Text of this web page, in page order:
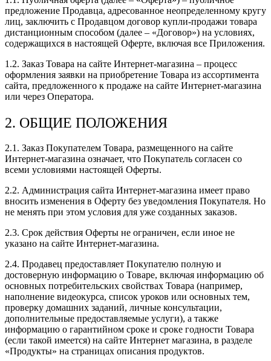
предложение Продавца, адресованное неопределенному кругу
лиц, заключить с Продавцом договор купли-продажи товара
дистанционным способом (далее – «Договор») на условиях,
содержащихся в настоящей Оферте, включая все Приложения.
1.2. Заказ Товара на сайте Интернет-магазина – процесс
оформления заявки на приобретение Товара из ассортимента
сайта, предложенного к продаже на сайте Интернет-магазина
или через Оператора.
2. ОБЩИЕ ПОЛОЖЕНИЯ
2.1. Заказ Покупателем Товара, размещенного на сайте
Интернет-магазина означает, что Покупатель согласен со
всеми условиями настоящей Оферты.
2.2. Администрация сайта Интернет-магазина имеет право
вносить изменения в Оферту без уведомления Покупателя. Но
не менять при этом условия для уже созданных заказов.
2.3. Срок действия Оферты не ограничен, если иное не
указано на сайте Интернет-магазина.
2.4. Продавец предоставляет Покупателю полную и
достоверную информацию о Товаре, включая информацию об
основных потребительских свойствах Товара (например,
наполнение видеокурса, список уроков или основных тем,
проверку домашних заданий, личные консультации,
дополнительные предоставляемые услуги), а также
информацию о гарантийном сроке и сроке годности Товара
(если такой имеется) на сайте Интернет магазина, в разделе
«Продукты» на страницах описания продуктов.